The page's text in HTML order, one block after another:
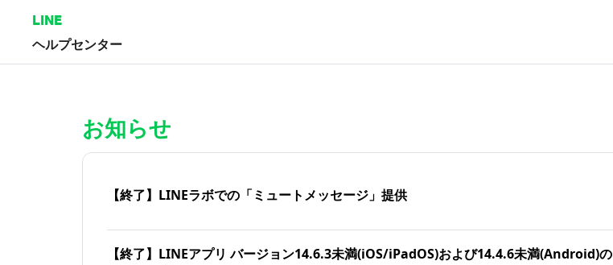
LINE
ヘルプセンター
お知らせ
【終了】LINEラボでの「ミュートメッセージ」提供
【終了】LINEアプリ バージョン14.6.3未満(iOS/iPadOS)および14.4.6未満(Android)の